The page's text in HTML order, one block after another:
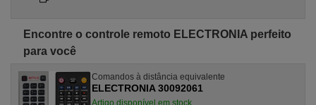
Encontre o controle remoto ELECTRONIA perfeito
para você
Comandos à distância equivalente
ELECTRONIA 30092061
Artigo disponível em stock